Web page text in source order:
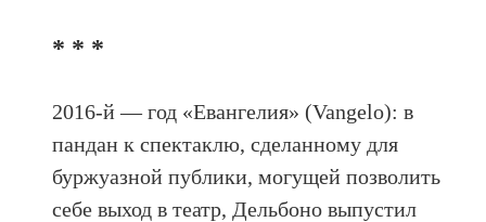
* * *
2016-й — год «Евангелия» (Vangelo): в
пандан к спектаклю, сделанному для
буржуазной публики, могущей позволить
себе выход в театр, Дельбоно выпустил